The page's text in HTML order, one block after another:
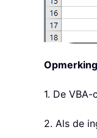
1. De
2. Als de